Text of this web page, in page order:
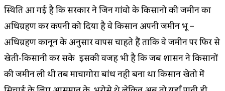
स्थिति आ गई है कि सरकार ने जिन गांवो के किसानो की जमीन का
अधिग्रहण कर कम्पनी को दिया है वे किसान अपनी जमीन भू –
अधिग्रहण कानून के अनुसार वापस चाहते हैं ताकि वे जमीन पर फिर से
खेती-किसानी कर सके इसकी वजह भी है कि जब शासन ने किसानों
की जमीन ली थी तब माचागोरा बांध नही बना था किसान खेतो में